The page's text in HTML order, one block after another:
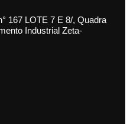
167 LOTE 7 E 8/, Quadra
Industrial Zeta-